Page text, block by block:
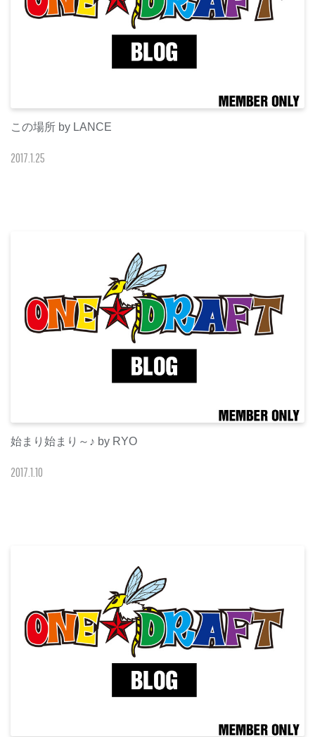
この場所 by LANCE
20171 25
始まり始まり～♪ by RYO
2017110